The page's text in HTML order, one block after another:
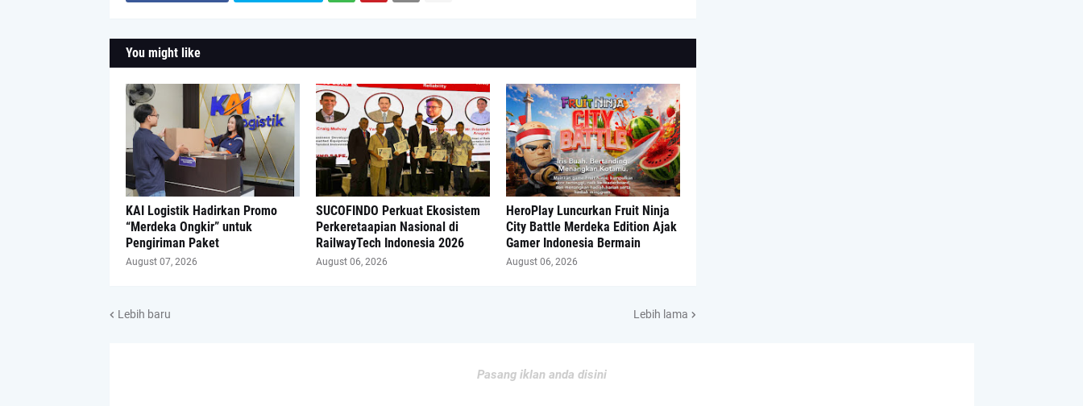
You might like
KAI Logistik Hadirkan Promo
“Merdeka Ongkir” untuk
Pengiriman Paket
August 07, 2026
SUCOFINDO Perkuat Ekosistem
Perkeretaapian Nasional di
RailwayTech Indonesia 2026
August 06, 2026
HeroPlay Luncurkan Fruit Ninja
City Battle Merdeka Edition Ajak
Gamer Indonesia Bermain
August 06, 2026
Lebih baru Lebih lama
Pasang iklan anda disini